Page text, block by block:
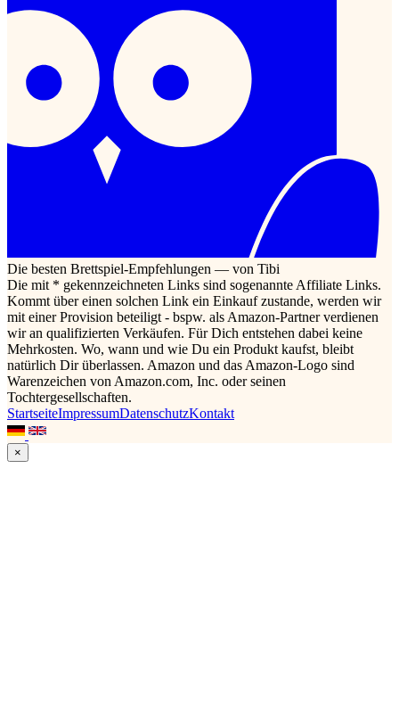
Die besten Brettspiel-Empfehlungen — von Tibi
Die mit * gekennzeichneten Links sind sogenannte Affiliate Links.
Kommt über einen solchen Link ein Einkauf zustande, werden wir
mit einer Provision beteiligt - bspw. als Amazon-Partner verdienen
wir an qualifizierten Verkäufen. Für Dich entstehen dabei keine
Mehrkosten. Wo, wann und wie Du ein Produkt kaufst, bleibt
natürlich Dir überlassen. Amazon und das Amazon-Logo sind
Warenzeichen von Amazon.com, Inc. oder seinen
Tochtergesellschaften.
StartseiteImpressumDatenschutzKontakt
×